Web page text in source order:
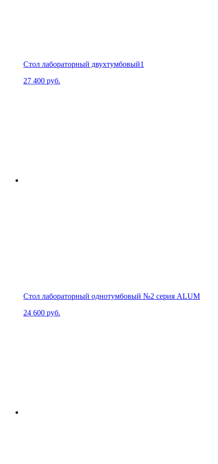
Стол лабораторный двухтумбовый1
27 400 руб.
Стол лабораторный однотумбовый №2 серия ALUM
24 600 руб.